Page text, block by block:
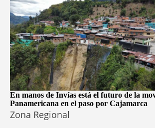
En manos de Invías está el futuro de la
Panamericana en el paso por Cajamarca
Zona Regional